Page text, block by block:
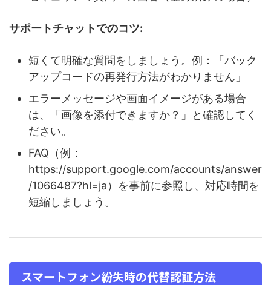
サポートチャットでのコツ:
短くて明確な質問をしましょう。例：「バック
アップコードの再発行方法がわかりません」
エラーメッセージや画面イメージがある場合
は、「画像を添付できますか？」と確認してく
ださい。
FAQ（例：
https://support.google.com/accounts/answer
/1066487?hl=ja）を事前に参照し、対応時間を
短縮しましょう。
スマートフォン紛失時の代替認証方法